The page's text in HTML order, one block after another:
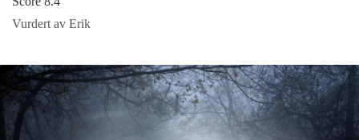
Vurdert av Erik